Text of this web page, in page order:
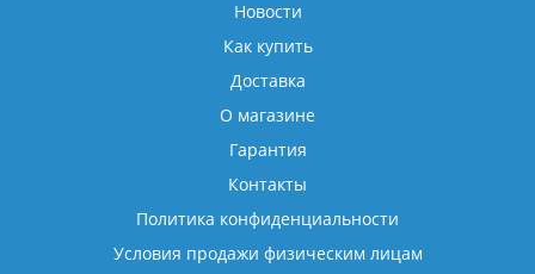
Новости
Как купить
Доставка
О магазине
Гарантия
Контакты
Политика конфиденциальности
Условия продажи физическим лицам